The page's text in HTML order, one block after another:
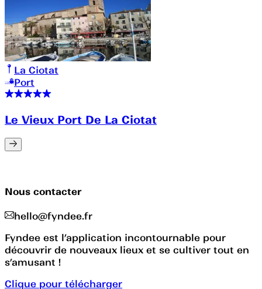
La Ciotat
Port
Le Vieux Port De La Ciotat
Nous contacter
hello@fyndee.fr
Fyndee est l’application incontournable pour
découvrir de nouveaux lieux et se cultiver tout en
s’amusant !
Clique pour télécharger